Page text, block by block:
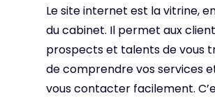
Le site internet est la vitrine,
du cabinet. Il permet aux
prospects et talents de vous
de comprendre vos services
vous contacter facilement.